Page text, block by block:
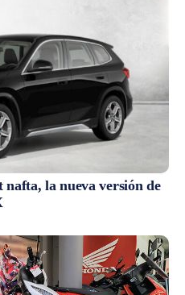
la nueva versión de